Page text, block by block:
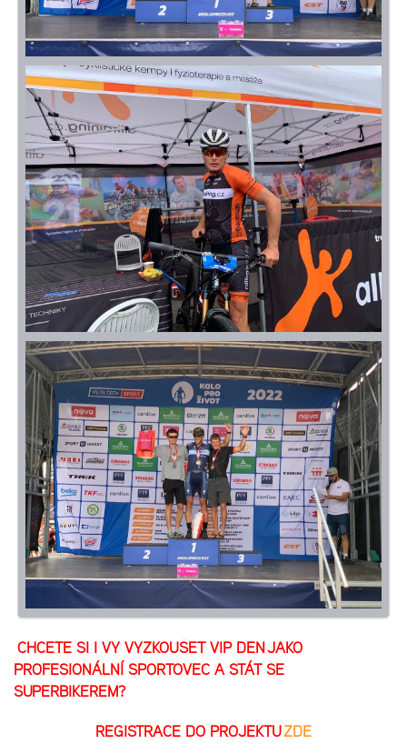
CHCETE SI I VY VYZKOUŠET VIP DEN JAKO
PROFESIONÁLNÍ SPORTOVEC A STÁT SE
SUPERBIKEREM?
REGISTRACE DO PROJEKTUZDE